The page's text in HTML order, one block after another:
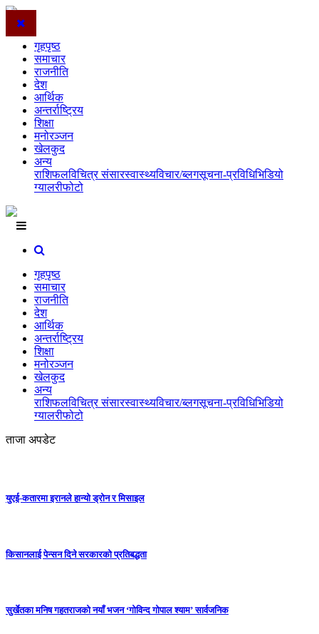
गृहपृष्ठ
समाचार
राजनीति
देश
आर्थिक
अन्तर्राष्ट्रिय
शिक्षा
मनोरञ्जन
खेलकुद
अन्य
राशिफलविचित्र संसारस्वास्थ्यविचार/ब्लगसूचना-प्रविधिभिडियो
ग्यालरीफोटो
गृहपृष्ठ
समाचार
राजनीति
देश
आर्थिक
अन्तर्राष्ट्रिय
शिक्षा
मनोरञ्जन
खेलकुद
अन्य
राशिफलविचित्र संसारस्वास्थ्यविचार/ब्लगसूचना-प्रविधिभिडियो
ग्यालरीफोटो
ताजा अपडेट
युएई-कतारमा इरानले हान्यो ड्रोन र मिसाइल
किसानलाई पेन्सन दिने सरकारको प्रतिबद्धता
सुर्खेतका मनिष गहतराजको नयाँ भजन ‘गोविन्द गोपाल श्याम’ सार्वजनिक